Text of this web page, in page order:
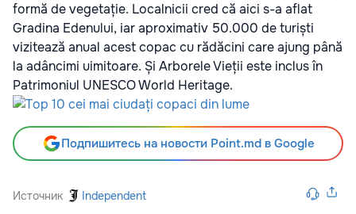
formă de vegetație. Localnicii cred că aici s-a aflat
Gradina Edenului, iar aproximativ 50.000 de turiști
vizitează anual acest copac cu rădăcini care ajung până
la adâncimi uimitoare. Și Arborele Vieții este inclus în
Patrimoniul UNESCO World Heritage.
Подпишитесь на новости Point.md в Google
Источник Independent